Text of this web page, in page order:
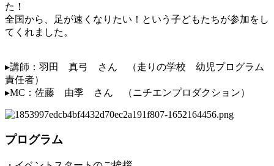
た！
全国から、足が速くなりたい！という子どもたちが参加をし
てくれました。
▸講師：羽田 真弓 さん （走りの学校 幼児プログラム
責任者​）
▸MC：佐藤 由季 さん （ニチエンプロダクション）
プログラム